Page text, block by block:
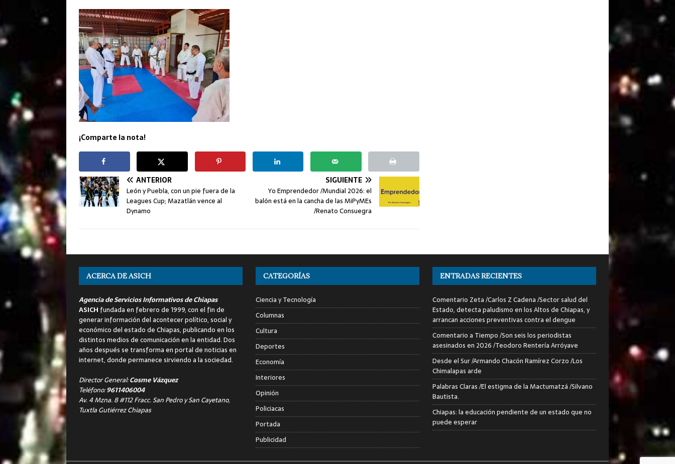
¡Comparte la nota!
ANTERIOR
León y Puebla, con un pie fuera de la
Leagues Cup; Mazatlán vence al
Dynamo
SIGUIENTE
Yo Emprendedor /Mundial 2026: el
balón está en la cancha de las MiPyMEs
/Renato Consuegra
ACERCA DE ASICH
Agencia de Servicios Informativos de Chiapas
ASICH fundada en febrero de 1999, con el fin de
generar información del acontecer político, social y
económico del estado de Chiapas, publicando en los
distintos medios de comunicación en la entidad. Dos
años después se transforma en portal de noticias en
internet, donde permanece sirviendo a la sociedad.
Director General:Cosme Vázquez
Teléfono:9611406004
Av. 4 Mzna. 8 #112 Fracc. San Pedro y San Cayetano,
Tuxtla Gutiérrez Chiapas
CATEGORÍAS
Ciencia y Tecnología
Columnas
Cultura
Deportes
Economía
Interiores
Opinión
Policiacas
Portada
Publicidad
ENTRADAS RECIENTES
Comentario Zeta /Carlos Z Cadena /Sector salud del
Estado, detecta paludismo en los Altos de Chiapas, y
arrancan acciones preventivas contra el dengue
Comentario a Tiempo /Son seis los periodistas
asesinados en 2026 /Teodoro Rentería Arróyave
Desde el Sur /Armando Chacón Ramírez Corzo /Los
Chimalapas arde
Palabras Claras /El estigma de la Mactumatzá /Silvano
Bautista.
Chiapas: la educación pendiente de un estado que no
puede esperar